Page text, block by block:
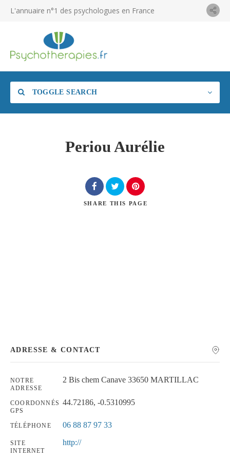
L'annuaire n°1 des psychologues en France
TOGGLE SEARCH
Periou Aurélie
SHARE THIS PAGE
ADRESSE & CONTACT
NOTRE
ADRESSE
2 Bis chem Canave 33650 MARTILLAC
COORDONNÉS
GPS
44.72186, -0.5310995
TÉLÉPHONE 06 88 87 97 33
SITE
INTERNET
http://